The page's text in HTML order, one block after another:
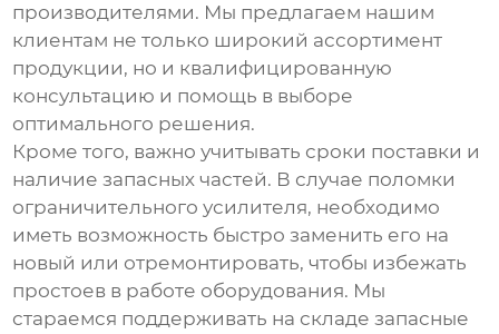
производителями. Мы предлагаем нашим
клиентам не только широкий ассортимент
продукции, но и квалифицированную
консультацию и помощь в выборе
оптимального решения.
Кроме того, важно учитывать сроки поставки и
наличие запасных частей. В случае поломки
ограничительного усилителя, необходимо
иметь возможность быстро заменить его на
новый или отремонтировать, чтобы избежать
простоев в работе оборудования. Мы
стараемся поддерживать на складе запасные